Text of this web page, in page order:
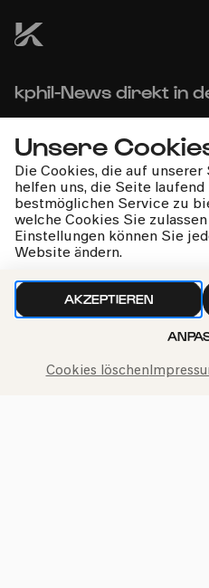
Unsere
Die Cookies, die auf
helfen uns, die Seite
bestmöglichen Service zu
welche Cookies Sie
Einstellungen können Sie
Website ändern.
AKZEPTIEREN
Cookies löschen
kphil-News direkt in
Wir gehen sorgfältig mit
unseren